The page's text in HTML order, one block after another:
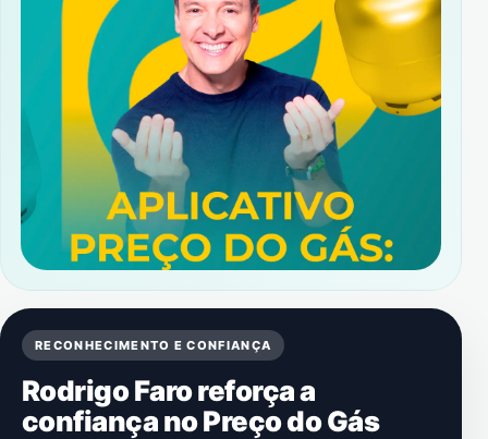
RECONHECIMENTO E CONFIANÇA
Rodrigo Faro reforça a
confiança no Preço do Gás